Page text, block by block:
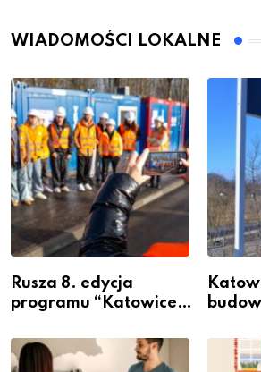
WIADOMOŚCI LOKALNE
Rusza 8. edycja
programu “Katowice
– nabór dla
przedsiębiorców